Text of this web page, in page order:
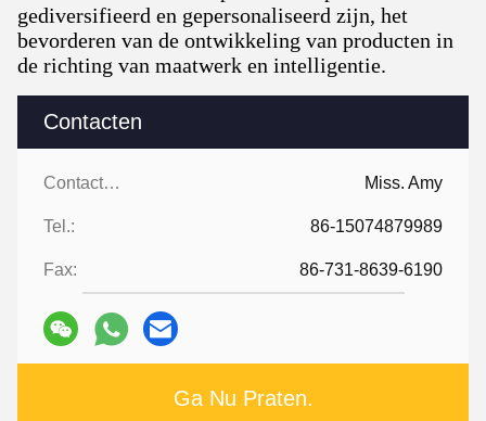
Contacten
Contacten: Miss. Amy
Tel.: 86-15074879989
Fax: 86-731-8639-6190
Ga Nu Praten.
gediversifieerd en gepersonaliseerd zijn, het
bevorderen van de ontwikkeling van producten in
de richting van maatwerk en intelligentie.